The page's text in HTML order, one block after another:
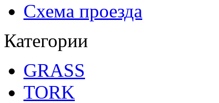
Схема проезда
Категории
GRASS
TORK